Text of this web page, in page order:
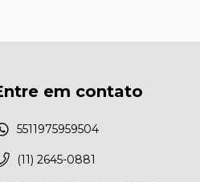
em contato
5511975959504
(11) 2645-0881